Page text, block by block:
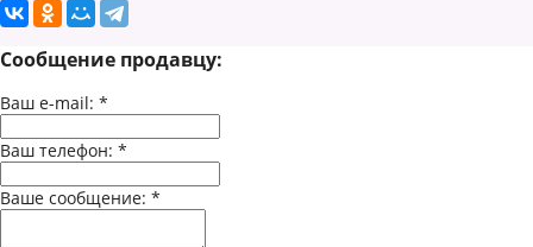
Сообщение продавцу:
Ваш e-mail: *
Ваш телефон: *
Ваше сообщение: *